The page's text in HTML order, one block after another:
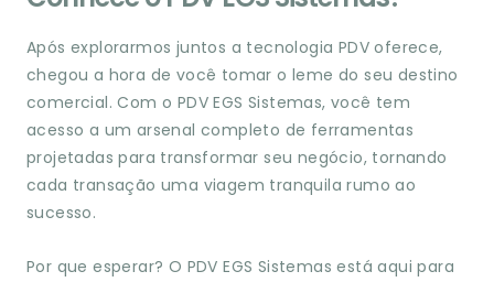
Após explorarmos juntos a tecnologia PDV oferece,
chegou a hora de você tomar o leme do seu destino
comercial. Com o PDV EGS Sistemas, você tem
acesso a um arsenal completo de ferramentas
projetadas para transformar seu negócio, tornando
cada transação uma viagem tranquila rumo ao
sucesso.
Por que esperar? O PDV EGS Sistemas está aqui para